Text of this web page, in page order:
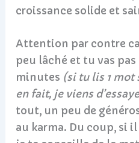
croissance solide et
Attention par contre
peu lâché et tu vas
minutes (si tu lis 1 mot
en fait, je viens
tout, un peu de
au karma. Du coup, si